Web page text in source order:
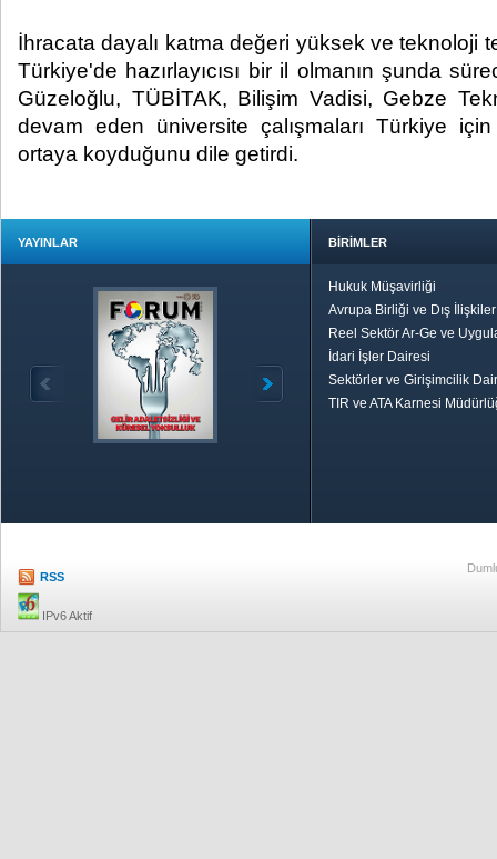
İhracata dayalı katma değeri yüksek ve teknoloji
Türkiye'de hazırlayıcısı bir il olmanın şunda
Güzeloğlu, TÜBİTAK, Bilişim Vadisi, Gebze
devam eden üniversite çalışmaları Türkiye
ortaya koyduğunu dile getirdi.
YAYINLAR BİRİMLER
Hukuk Müşavirliği
Avrupa Birliği ve Dış
Reel Sektör Ar-Ge ve
İdari İşler Dairesi
Sektörler ve Girişimcilik
TIR ve ATA Karnesi
RSS
IPv6 Aktif